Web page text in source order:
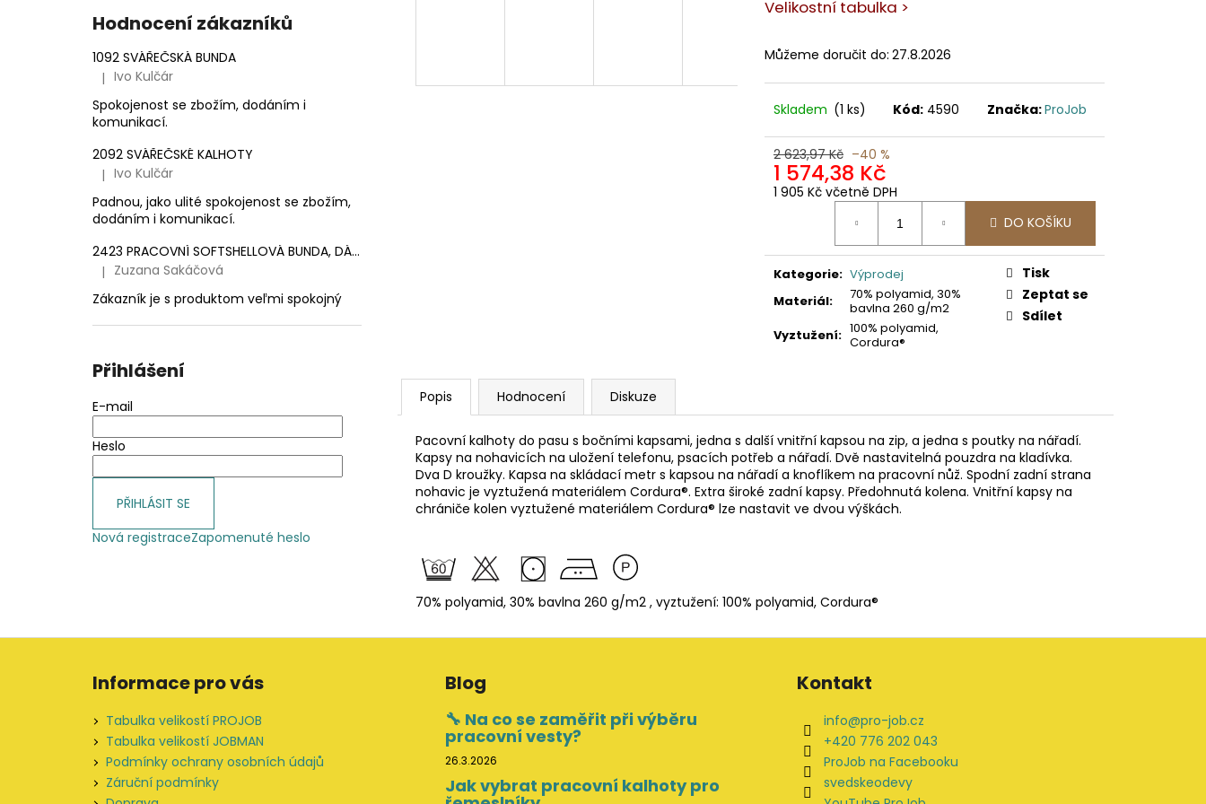
Hodnocení zákazníků
1092 SVÁŘEČSKÁ BUNDA
Hodnocení produktu je 5 z 5 hvězdiček.
| Ivo Kulčár
Spokojenost se zbožím, dodáním i
komunikací.
2092 SVÁŘEČSKÉ KALHOTY
Hodnocení produktu je 5 z 5 hvězdiček.
| Ivo Kulčár
Padnou, jako ulité spokojenost se zbožím,
dodáním i komunikací.
2423 PRACOVNÍ SOFTSHELLOVÁ BUNDA, DÁMSKÁ
Hodnocení produktu je 5 z 5 hvězdiček.
| Zuzana Sakáčová
Zákazník je s produktom veľmi spokojný
Přihlášení
E-mail
Heslo
PŘIHLÁSIT SE
Nová registraceZapomenuté heslo
Velikostní tabulka >
Můžeme doručit do: 27.8.2026
Skladem (1 ks) Kód: 4590 Značka:ProJob
2 623,97 Kč –40 %
1 574,38 Kč
1 905 Kč včetně DPH
DO KOŠÍKU
Kategorie: Výprodej
Materiál:
70% polyamid, 30%
bavlna 260 g/m2
Vyztužení: 100% polyamid,
Cordura®
Tisk
Zeptat se
Sdílet
Popis Hodnocení Diskuze
Pacovní kalhoty do pasu s bočními kapsami, jedna s další vnitřní kapsou na zip, a jedna s poutky na nářadí.
Kapsy na nohavicích na uložení telefonu, psacích potřeb a nářadí. Dvě nastavitelná pouzdra na kladívka.
Dva D kroužky. Kapsa na skládací metr s kapsou na nářadí a knoflíkem na pracovní nůž. Spodní zadní strana
nohavic je vyztužená materiálem Cordura®. Extra široké zadní kapsy. Předohnutá kolena. Vnitřní kapsy na
chrániče kolen vyztužené materiálem Cordura® lze nastavit ve dvou výškách.
70% polyamid, 30% bavlna 260 g/m2 , vyztužení: 100% polyamid, Cordura®
Informace pro vás
Tabulka velikostí PROJOB
Tabulka velikostí JOBMAN
Podmínky ochrany osobních údajů
Záruční podmínky
Blog
🔧 Na co se zaměřit při výběru
pracovní vesty?
26.3.2026
Jak vybrat pracovní kalhoty pro
Kontakt
info@pro-job.cz
+420 776 202 043
ProJob na Facebooku
svedskeodevy